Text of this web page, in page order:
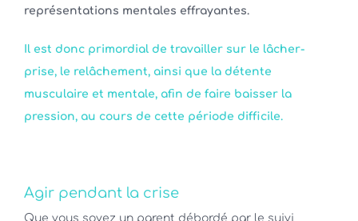
représentations mentales effrayantes.
Il est donc primordial de travailler sur le lâcher-
prise, le relâchement, ainsi que la détente
musculaire et mentale, afin de faire baisser la
pression, au cours de cette période difficile.
Agir pendant la crise
Que vous soyez un parent débordé par le suivi